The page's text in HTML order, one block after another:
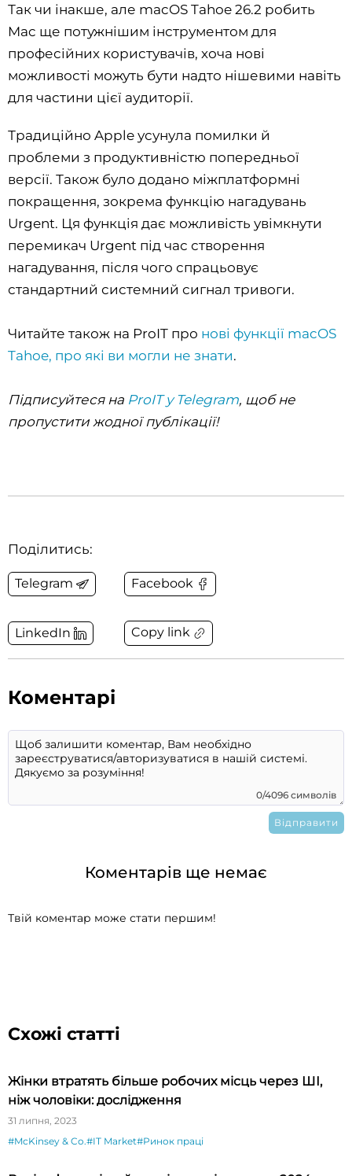
Так чи інакше, але macOS Tahoe 26.2 робить
Mac ще потужнішим інструментом для
професійних користувачів, хоча нові
можливості можуть бути надто нішевими навіть
для частини цієї аудиторії.
Традиційно Apple усунула помилки й
проблеми з продуктивністю попередньої
версії. Також було додано міжплатформні
покращення, зокрема функцію нагадувань
Urgent. Ця функція дає можливість увімкнути
перемикач Urgent під час створення
нагадування, після чого спрацьовує
стандартний системний сигнал тривоги.
Читайте також на ProIT про нові функції macOS
Tahoe, про які ви могли не знати.
Підписуйтеся на ProIT у Telegram, щоб не
пропустити жодної публікації!
Поділитись:
Telegram Facebook
LinkedIn Copy link
Коментарі
0/4096 символів
Коментарів ще немає
Твій коментар може стати першим!
Схожі статті
Жінки втратять більше робочих місць через ШІ,
ніж чоловіки: дослідження
31 липня, 2023
#McKinsey & Co.#IT Market#Ринок праці